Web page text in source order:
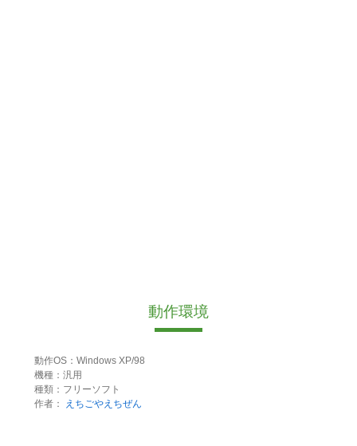
動作環境
動作OS：Windows XP/98
機種：汎用
種類：フリーソフト
作者：
えちごやえちぜん